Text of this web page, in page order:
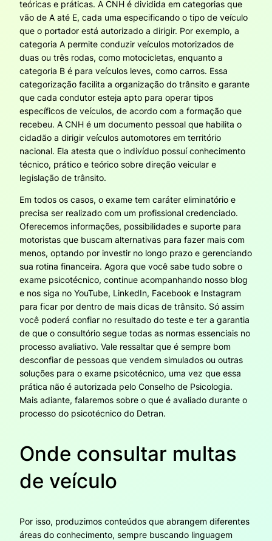
teóricas e práticas. A CNH é dividida em categorias que
vão de A até E, cada uma especificando o tipo de veículo
que o portador está autorizado a dirigir. Por exemplo, a
categoria A permite conduzir veículos motorizados de
duas ou três rodas, como motocicletas, enquanto a
categoria B é para veículos leves, como carros. Essa
categorização facilita a organização do trânsito e garante
que cada condutor esteja apto para operar tipos
específicos de veículos, de acordo com a formação que
recebeu. A CNH é um documento pessoal que habilita o
cidadão a dirigir veículos automotores em território
nacional. Ela atesta que o indivíduo possuí conhecimento
técnico, prático e teórico sobre direção veicular e
legislação de trânsito.
Em todos os casos, o exame tem caráter eliminatório e
precisa ser realizado com um profissional credenciado.
Oferecemos informações, possibilidades e suporte para
motoristas que buscam alternativas para fazer mais com
menos, optando por investir no longo prazo e gerenciando
sua rotina financeira. Agora que você sabe tudo sobre o
exame psicotécnico, continue acompanhando nosso blog
e nos siga no YouTube, LinkedIn, Facebook e Instagram
para ficar por dentro de mais dicas de trânsito. Só assim
você poderá confiar no resultado do teste e ter a garantia
de que o consultório segue todas as normas essenciais no
processo avaliativo. Vale ressaltar que é sempre bom
desconfiar de pessoas que vendem simulados ou outras
soluções para o exame psicotécnico, uma vez que essa
prática não é autorizada pelo Conselho de Psicologia.
Mais adiante, falaremos sobre o que é avaliado durante o
processo do psicotécnico do Detran.
Onde consultar multas
de veículo
Por isso, produzimos conteúdos que abrangem diferentes
áreas do conhecimento, sempre buscando linguagem